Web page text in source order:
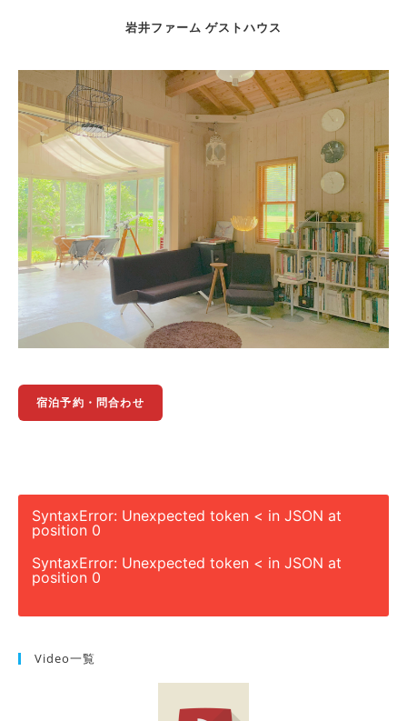
岩井ファーム ゲストハウス
宿泊予約・問合わせ
SyntaxError: Unexpected token < in JSON at
position 0
SyntaxError: Unexpected token < in JSON at
position 0
Video一覧